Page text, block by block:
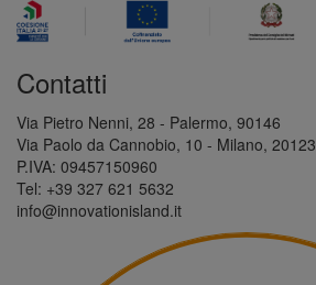
Contatti
Via Pietro Nenni, 28 - Palermo, 90146
Via Paolo da Cannobio, 10 - Milano, 20123
P.IVA: 09457150960
Tel: +39 327 621 5632
info@innovationisland.it